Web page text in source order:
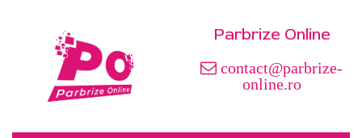
Parbrize Online
contact@parbrize-
online.ro